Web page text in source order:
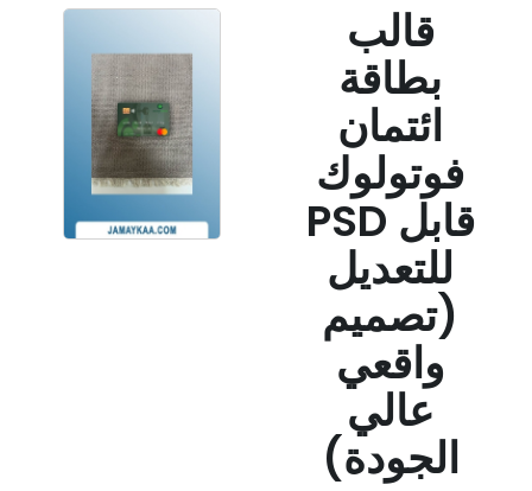
قالب
بطاقة
ائتمان
فوتولوك
PSD قابل
للتعديل
(تصميم
واقعي
عالي
الجودة)